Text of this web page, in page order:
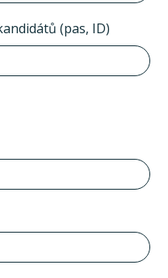
(pas, ID)